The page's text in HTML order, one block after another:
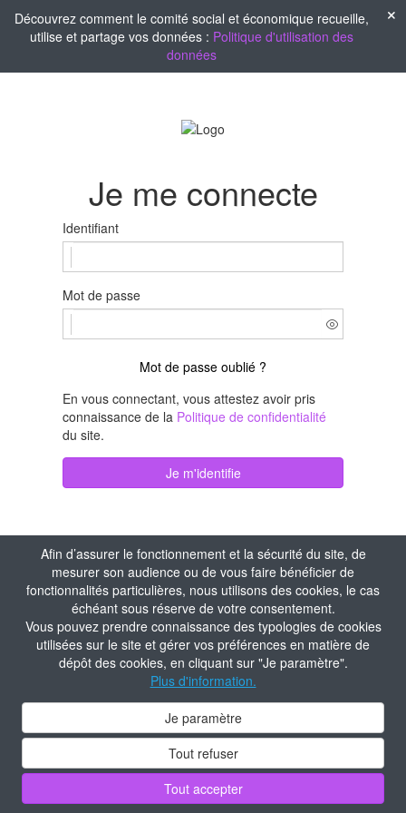
Afin d’assurer le fonctionnement et la sécurité du site, de
mesurer son audience ou de vous faire bénéficier de
fonctionnalités particulières, nous utilisons des cookies, le cas
échéant sous réserve de votre consentement.
Vous pouvez prendre connaissance des typologies de cookies
utilisées sur le site et gérer vos préférences en matière de
dépôt des cookies, en cliquant sur "Je paramètre".
Plus d'information.
Je paramètre
Tout refuser
Tout accepter
Découvrez comment le comité social et économique recueille,
utilise et partage vos données : Politique d'utilisation des
données
Je me connecte
Identifiant
Mot de passe
Mot de passe oublié ?
En vous connectant, vous attestez avoir pris
connaissance de la Politique de confidentialité
du site.
Je m'identifie